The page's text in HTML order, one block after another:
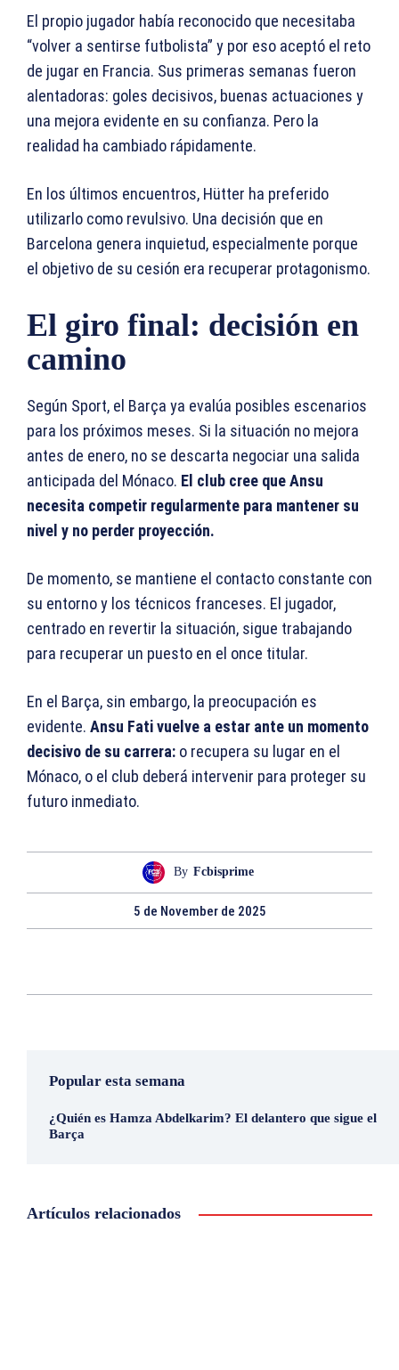
El propio jugador había reconocido que necesitaba
“volver a sentirse futbolista” y por eso aceptó el reto
de jugar en Francia. Sus primeras semanas fueron
alentadoras: goles decisivos, buenas actuaciones y
una mejora evidente en su confianza. Pero la
realidad ha cambiado rápidamente.
En los últimos encuentros, Hütter ha preferido
utilizarlo como revulsivo. Una decisión que en
Barcelona genera inquietud, especialmente porque
el objetivo de su cesión era recuperar protagonismo.
El giro final: decisión en
camino
Según Sport, el Barça ya evalúa posibles escenarios
para los próximos meses. Si la situación no mejora
antes de enero, no se descarta negociar una salida
anticipada del Mónaco. El club cree que Ansu
necesita competir regularmente para mantener su
nivel y no perder proyección.
De momento, se mantiene el contacto constante con
su entorno y los técnicos franceses. El jugador,
centrado en revertir la situación, sigue trabajando
para recuperar un puesto en el once titular.
En el Barça, sin embargo, la preocupación es
evidente. Ansu Fati vuelve a estar ante un momento
decisivo de su carrera: o recupera su lugar en el
Mónaco, o el club deberá intervenir para proteger su
futuro inmediato.
By Fcbisprime
5 de November de 2025
Popular esta semana
¿Quién es Hamza Abdelkarim? El delantero que sigue el
Barça
Artículos relacionados